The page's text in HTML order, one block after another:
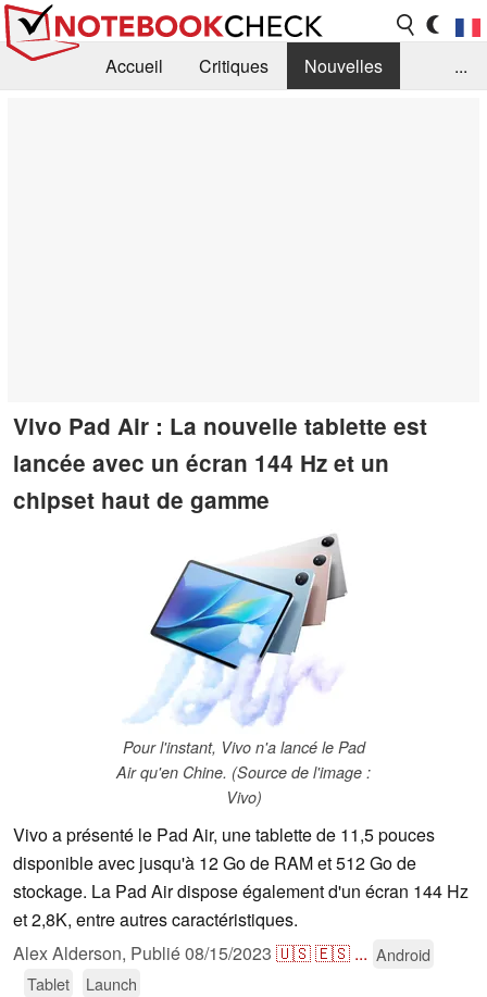
Accueil Critiques
Nouvelles
...
Vivo Pad Air : La nouvelle tablette est
lancée avec un écran 144 Hz et un
chipset haut de gamme
Pour l'instant, Vivo n'a lancé le Pad
Air qu'en Chine. (Source de l'image :
Vivo)
Vivo a présenté le Pad Air, une tablette de 11,5 pouces
disponible avec jusqu'à 12 Go de RAM et 512 Go de
stockage. La Pad Air dispose également d'un écran 144 Hz
et 2,8K, entre autres caractéristiques.
Alex Alderson, Publié08/15/2023 🇺🇸🇪🇸 ... Android
Tablet
Launch